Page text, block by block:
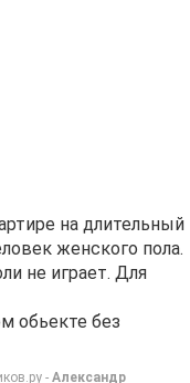
на длительный
женского пола.
не играет. Для
обьекте без
- Александр